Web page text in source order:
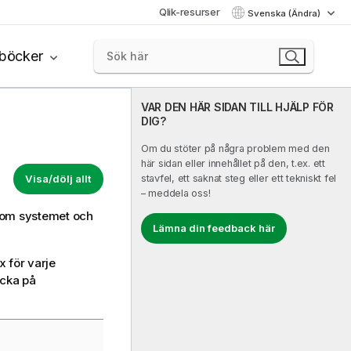
Qlik-resurser Svenska (Ändra)
VAR DEN HÄR SIDAN TILL HJÄLP FÖR
DIG?
Om du stöter på några problem med den
här sidan eller innehållet på den, t.ex. ett
stavfel, ett saknat steg eller ett tekniskt fel
– meddela oss!
Lämna din feedback här
Visa/dölj allt
systemet och
för varje
på